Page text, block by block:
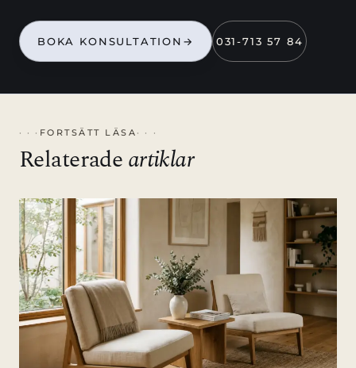
BOKA KONSULTATION → 031-713 57 84
FORTSÄTT LÄSA
Relateradeartiklar